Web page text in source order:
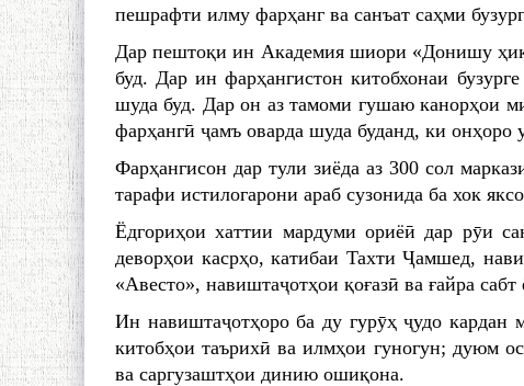
пешрафти илму фарҳанг ва санъат саҳми
Дар пештоқи ин Академия шиори «Донишу
буд. Дар ин фарҳангистон китобхонаи
шуда буд. Дар он аз тамоми гушаю канорҳои
фарҳангӣ ҷамъ оварда шуда буданд, ки онҳоро
Фарҳангисон дар тули зиёда аз 300 сол
тарафи истилогарони араб сузонида ба хок
Ёдгориҳои хаттии мардуми ориёӣ дар рӯи
деворҳои касрҳо, катибаи Taxти Ҷамшед,
«Авесто», навиштаҷотҳои қоғазӣ ва ғайра сабт
Ин навиштаҷотҳоро ба ду гурӯҳ ҷудо кардан
китобҳои таърихӣ ва илмҳои гуногун; дуюм
ва саргузаштҳои динию ошиқона.